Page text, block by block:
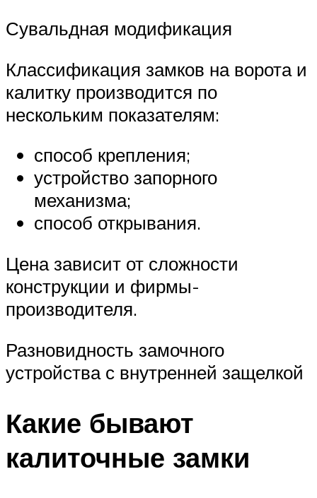
Сувальдная модификация
Классификация замков на ворота и
калитку производится по
нескольким показателям:
способ крепления;
устройство запорного
механизма;
способ открывания.
Цена зависит от сложности
конструкции и фирмы-
производителя.
Разновидность замочного
устройства с внутренней защелкой
Какие бывают
калиточные замки